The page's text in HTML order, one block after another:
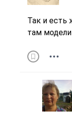
Так и есть
там